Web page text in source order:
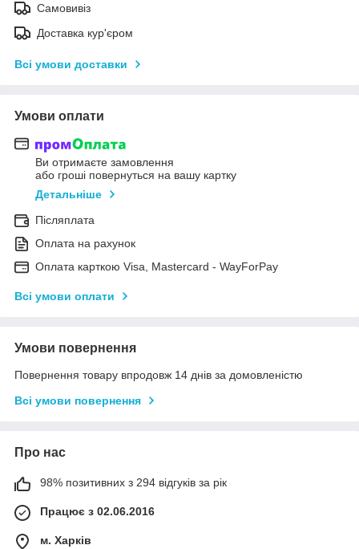
Самовивіз
Доставка кур'єром
Всі умови доставки
Умови оплати
Ви отримаєте замовлення
або гроші повернуться на вашу картку
Детальніше
Післяплата
Оплата на рахунок
Оплата карткою Visa, Mastercard - WayForPay
Всі умови оплати
Умови повернення
Повернення товару впродовж 14 днів за домовленістю
Всі умови повернення
Про нас
98% позитивних з 294 відгуків за рік
Працює з 02.06.2016
м. Харків